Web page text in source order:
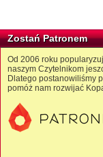
Zostań Patronem
Od 2006 roku
naszym Czytelnikom
Dlatego postanowiliśmy
pomóż nam rozwijać